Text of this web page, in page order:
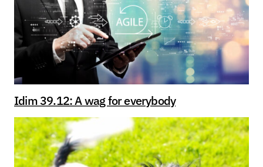
Idim 39.12: A wag for everybody